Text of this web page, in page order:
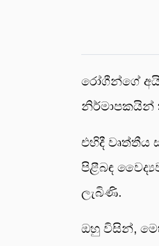
රෝගීන්ගේ
නිර්මාපකයින්
එහිදී වෘත්තීය
පිළීබඳ
ලැබිණි.
ඔහු විසින්,